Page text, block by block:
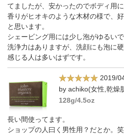
てましたが、安かったのでボディ用に
香りがヒオキのような木材の様で、
と思います。
シェービング用には少し泡がゆるいで
洗浄力はありますが、洗顔にも泡に
感じる人は多いはずです。
2019/
by achiko(女性,乾燥
128g/4.5oz
長い間使ってます。
ショップの人曰く男性用？だとか。笑